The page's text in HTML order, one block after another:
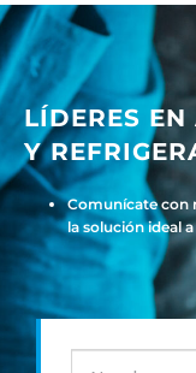
LÍDERES
Y
Comunícate con
la solución ideal